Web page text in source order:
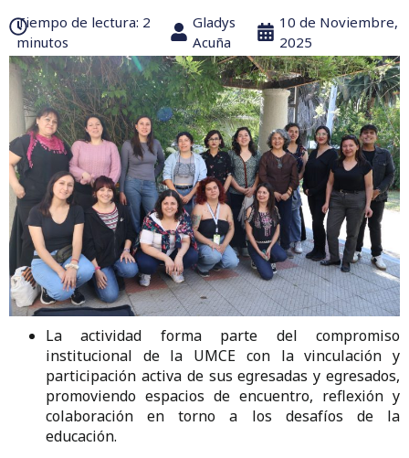
Tiempo de lectura:‎ 2
minutos
Gladys
Acuña
10 de Noviembre,
2025
La actividad forma parte del compromiso
institucional de la UMCE con la vinculación y
participación activa de sus egresadas y egresados,
promoviendo espacios de encuentro, reflexión y
colaboración en torno a los desafíos de la
educación.